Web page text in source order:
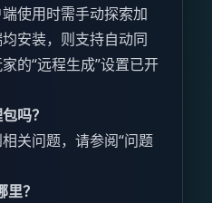
使用时需手动探索加
安装，则支持自动同
的“远程生成”设置已开
吗？
关问题，请参阅“问题
？